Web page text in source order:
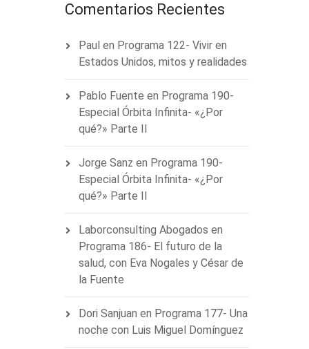
Comentarios Recientes
Paul en Programa 122- Vivir en
Estados Unidos, mitos y realidades
Pablo Fuente en Programa 190-
Especial Órbita Infinita- «¿Por
qué?» Parte II
Jorge Sanz en Programa 190-
Especial Órbita Infinita- «¿Por
qué?» Parte II
Laborconsulting Abogados en
Programa 186- El futuro de la
salud, con Eva Nogales y César de
la Fuente
Dori Sanjuan en Programa 177- Una
noche con Luis Miguel Domínguez